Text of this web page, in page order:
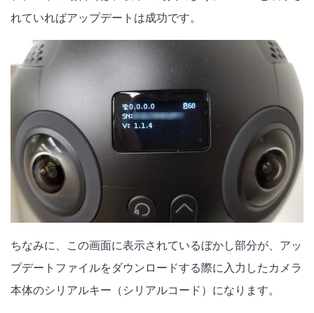
れていればアップデートは成功です。
ちなみに、この画面に表示されているぼかし部分が、アッ
プデートファイルをダウンロードする際に入力したカメラ
本体のシリアルキー（シリアルコード）になります。